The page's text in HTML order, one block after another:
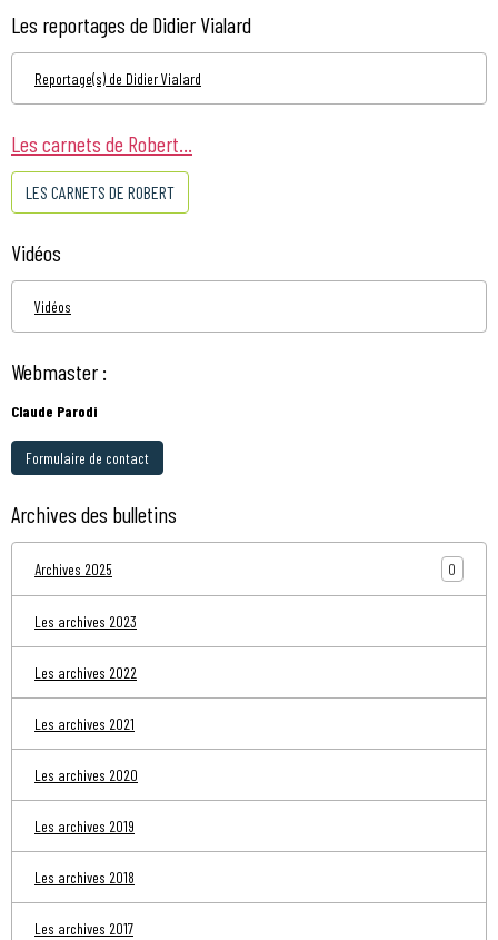
Les reportages de Didier Vialard
Reportage(s) de Didier Vialard
Les carnets de Robert...
LES CARNETS DE ROBERT
Vidéos
Vidéos
Webmaster :
Claude Parodi
Formulaire de contact
Archives des bulletins
Archives 2025 0
Les archives 2023
Les archives 2022
Les archives 2021
Les archives 2020
Les archives 2019
Les archives 2018
Les archives 2017